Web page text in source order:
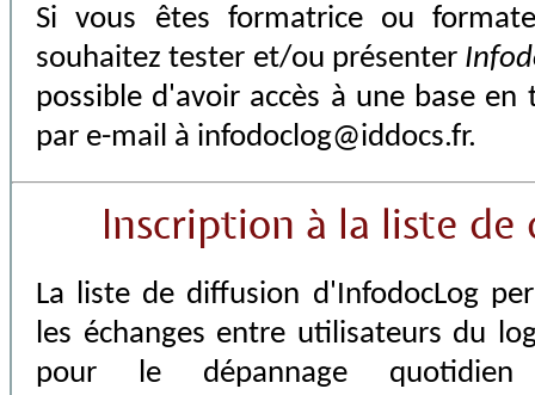
Si vous êtes formatrice ou
souhaitez tester et/ou présenter
possible d'avoir accès à une base en
par e-mail à infodoclog@iddocs.fr.
Inscription à la liste de
La liste de diffusion d'InfodocLog
les échanges entre utilisateurs du
pour le dépannage